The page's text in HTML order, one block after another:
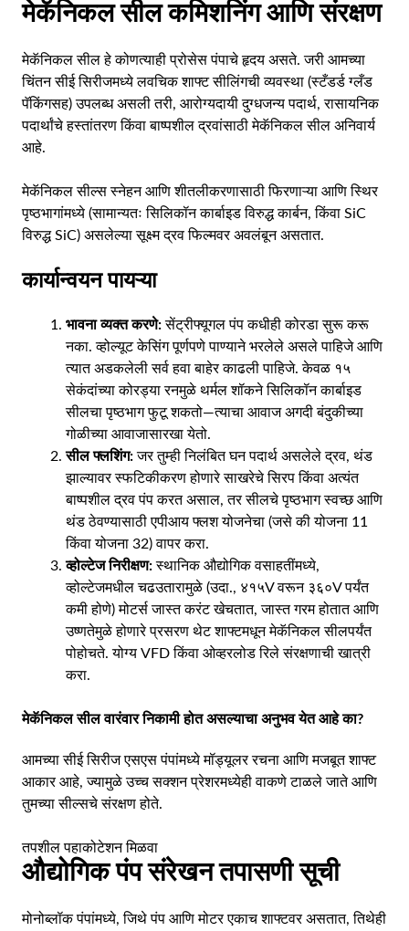
मेकॅनिकल सील कमिशनिंग आणि संरक्षण
मेकॅनिकल सील हे कोणत्याही प्रोसेस पंपाचे हृदय असते. जरी आमच्या
चिंतन सीई सिरीजमध्ये लवचिक शाफ्ट सीलिंगची व्यवस्था (स्टँडर्ड ग्लँड
पॅकिंगसह) उपलब्ध असली तरी, आरोग्यदायी दुग्धजन्य पदार्थ, रासायनिक
पदार्थांचे हस्तांतरण किंवा बाष्पशील द्रवांसाठी मेकॅनिकल सील अनिवार्य
आहे.
मेकॅनिकल सील्स स्नेहन आणि शीतलीकरणासाठी फिरणाऱ्या आणि स्थिर
पृष्ठभागांमध्ये (सामान्यतः सिलिकॉन कार्बाइड विरुद्ध कार्बन, किंवा SiC
विरुद्ध SiC) असलेल्या सूक्ष्म द्रव फिल्मवर अवलंबून असतात.
कार्यान्वयन पायऱ्या
भावना व्यक्त करणे:सेंट्रीफ्यूगल पंप कधीही कोरडा सुरू करू
नका. व्होल्यूट केसिंग पूर्णपणे पाण्याने भरलेले असले पाहिजे आणि
त्यात अडकलेली सर्व हवा बाहेर काढली पाहिजे. केवळ १५
सेकंदांच्या कोरड्या रनमुळे थर्मल शॉकने सिलिकॉन कार्बाइड
सीलचा पृष्ठभाग फुटू शकतो—त्याचा आवाज अगदी बंदुकीच्या
गोळीच्या आवाजासारखा येतो.
सील फ्लशिंग:जर तुम्ही निलंबित घन पदार्थ असलेले द्रव, थंड
झाल्यावर स्फटिकीकरण होणारे साखरेचे सिरप किंवा अत्यंत
बाष्पशील द्रव पंप करत असाल, तर सीलचे पृष्ठभाग स्वच्छ आणि
थंड ठेवण्यासाठी एपीआय फ्लश योजनेचा (जसे की योजना 11
किंवा योजना 32) वापर करा.
व्होल्टेज निरीक्षण:स्थानिक औद्योगिक वसाहतींमध्ये,
व्होल्टेजमधील चढउतारामुळे (उदा., ४१५V वरून ३६०V पर्यंत
कमी होणे) मोटर्स जास्त करंट खेचतात, जास्त गरम होतात आणि
उष्णतेमुळे होणारे प्रसरण थेट शाफ्टमधून मेकॅनिकल सीलपर्यंत
पोहोचते. योग्य VFD किंवा ओव्हरलोड रिले संरक्षणाची खात्री
करा.
मेकॅनिकल सील वारंवार निकामी होत असल्याचा अनुभव येत आहे का?
आमच्या सीई सिरीज एसएस पंपांमध्ये मॉड्यूलर रचना आणि मजबूत शाफ्ट
आकार आहे, ज्यामुळे उच्च सक्शन प्रेशरमध्येही वाकणे टाळले जाते आणि
तुमच्या सील्सचे संरक्षण होते.
तपशील पहाकोटेशन मिळवा
औद्योगिक पंप संरेखन तपासणी सूची
मोनोब्लॉक पंपांमध्ये, जिथे पंप आणि मोटर एकाच शाफ्टवर असतात, तिथेही